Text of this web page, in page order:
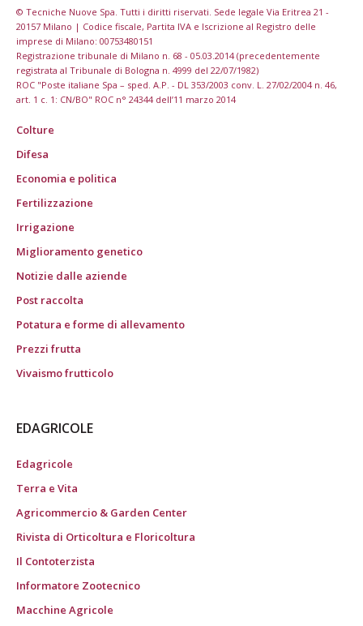
© Tecniche Nuove Spa. Tutti i diritti riservati. Sede legale Via Eritrea 21 -
20157 Milano | Codice fiscale, Partita IVA e Iscrizione al Registro delle
imprese di Milano: 00753480151
Registrazione tribunale di Milano n. 68 - 05.03.2014 (precedentemente
registrata al Tribunale di Bologna n. 4999 del 22/07/1982)
ROC "Poste italiane Spa – sped. A.P. - DL 353/2003 conv. L. 27/02/2004 n. 46,
art. 1 c. 1: CN/BO" ROC n° 24344 dell’11 marzo 2014
Colture
Difesa
Economia e politica
Fertilizzazione
Irrigazione
Miglioramento genetico
Notizie dalle aziende
Post raccolta
Potatura e forme di allevamento
Prezzi frutta
Vivaismo frutticolo
EDAGRICOLE
Edagricole
Terra e Vita
Agricommercio & Garden Center
Rivista di Orticoltura e Floricoltura
Il Contoterzista
Informatore Zootecnico
Macchine Agricole